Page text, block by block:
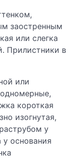
заостренным
или слегка
Прилистники в
или
короткая
изогнутая,
у
у основания